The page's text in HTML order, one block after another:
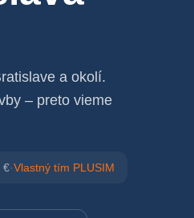
a okolí.
– preto vieme
€·Vlastný tím PLUSIM